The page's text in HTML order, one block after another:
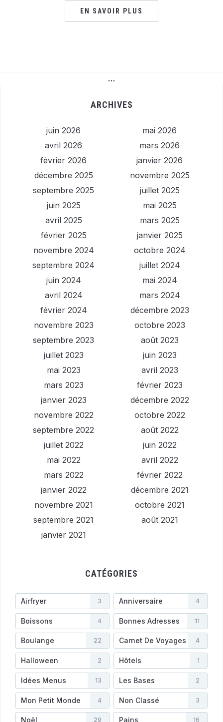
EN SAVOIR PLUS
…
ARCHIVES
juin 2026
mai 2026
avril 2026
mars 2026
février 2026
janvier 2026
décembre 2025
novembre 2025
septembre 2025
juillet 2025
juin 2025
mai 2025
avril 2025
mars 2025
février 2025
janvier 2025
novembre 2024
octobre 2024
septembre 2024
juillet 2024
juin 2024
mai 2024
avril 2024
mars 2024
février 2024
décembre 2023
novembre 2023
octobre 2023
septembre 2023
août 2023
juillet 2023
juin 2023
mai 2023
avril 2023
mars 2023
février 2023
janvier 2023
décembre 2022
novembre 2022
octobre 2022
septembre 2022
août 2022
juillet 2022
juin 2022
mai 2022
avril 2022
mars 2022
février 2022
janvier 2022
décembre 2021
novembre 2021
octobre 2021
septembre 2021
août 2021
janvier 2021
CATÉGORIES
Airfryer 3 Anniversaire 4
Boissons 4 Bonnes Adresses 11
Boulange 22 Carnet De Voyages 4
Halloween 2 Hôtels 1
Idées Menus 13 Les Bases 2
Mon Petit Monde 4 Non Classé 3
Noël 29 Pains 16